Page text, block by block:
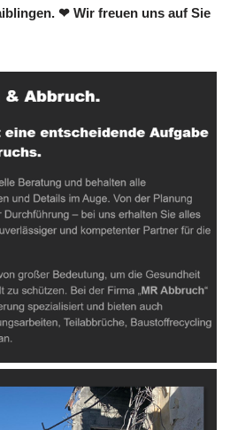
❤ Wir freuen uns auf Sie